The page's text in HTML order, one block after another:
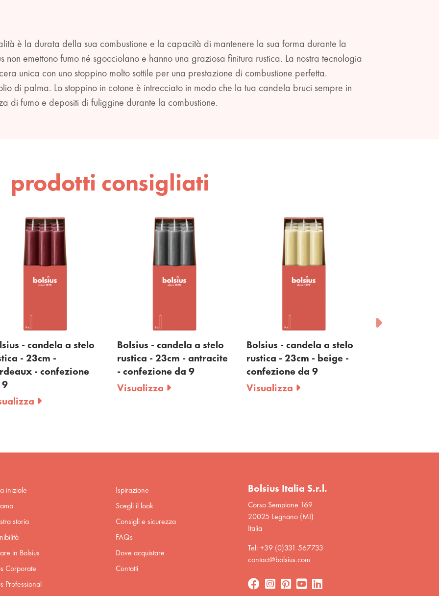
è la durata della sua combustione e la capacità di mantenere la sua forma durante la
non emettono fumo né sgocciolano e hanno una graziosa finitura rustica. La nostra tecnologia
unica con uno stoppino molto sottile per una prestazione di combustione perfetta.
di palma. Lo stoppino in cotone è intrecciato in modo che la tua candela bruci sempre in
di fumo e depositi di fuliggine durante la combustione.
prodotti consigliati
- candela a stelo
- 23cm -
- confezione
Bolsius - candela a stelo
rustica - 23cm - antracite
- confezione da 9
Visualizza
Bolsius - candela a stelo
rustica - 23cm - beige -
confezione da 9
Visualizza
iniziale
storia
in Bolsius
Corporate
Professional
Ispirazione
Scegli il look
Consigli e sicurezza
FAQs
Dove acquistare
Contatti
Bolsius Italia S.r.l.
Corso Sempione 169
20025 Legnano (MI)
Italia
Tel: +39 (0)331 567733
contact@bolsius.com